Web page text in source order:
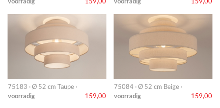
voorradig 159,00 voorradig 159,00
75183 · Ø 52 cm Taupe ·
voorradig
159,00
75084 · Ø 52 cm Beige ·
voorradig
159,00